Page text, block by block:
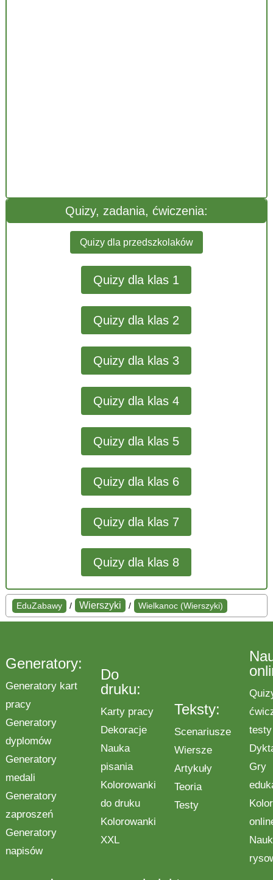
Quizy, zadania, ćwiczenia:
Quizy dla przedszkolaków
Quizy dla klas 1
Quizy dla klas 2
Quizy dla klas 3
Quizy dla klas 4
Quizy dla klas 5
Quizy dla klas 6
Quizy dla klas 7
Quizy dla klas 8
EduZabawy / Wierszyki / Wielkanoc (Wierszyki)
Generatory:
Generatory kart
pracy
Generatory
dyplomów
Generatory
medali
Generatory
zaproszeń
Generatory
napisów
Do
druku:
Karty pracy
Dekoracje
Nauka
pisania
Kolorowanki
do druku
Kolorowanki
XXL
Teksty:
Scenariusze
Wiersze
Artykuły
Teoria
Testy
testy
Gry